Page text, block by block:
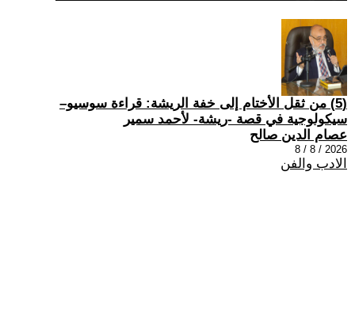
(5) من ثقل الأختام إلى خفة الريشة: قراءة سوسيو–
سيكولوجية في قصة -ريشة- لأحمد سمير
عصام الدين صالح
2026 / 8 / 8
الادب والفن